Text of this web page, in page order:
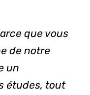
que vous
de notre
un
études, tout